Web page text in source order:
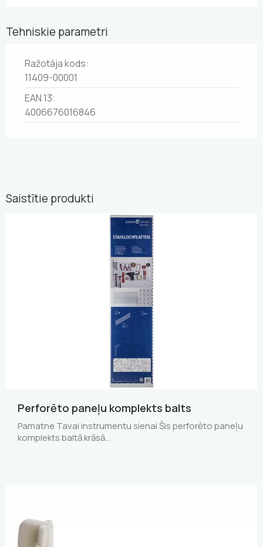
Tehniskie parametri
Ražotāja kods:
11409-00001
EAN 13:
4006676016846
Saistītie produkti
Perforēto paneļu komplekts balts
Pamatne Tavai instrumentu sienai Šis perforēto paneļu
komplekts baltā krāsā…